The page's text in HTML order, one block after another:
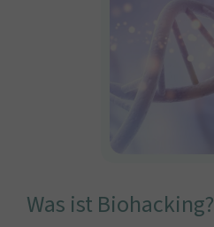
Was ist Biohacking?